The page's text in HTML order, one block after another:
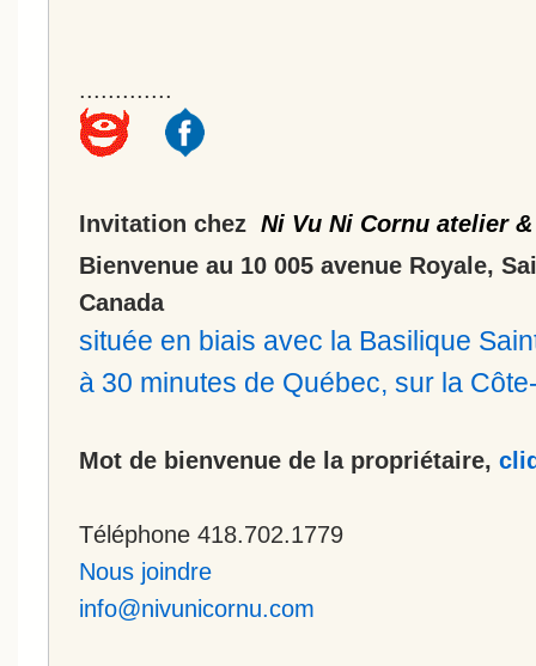
.............
Invitation chez Ni Vu Ni Cornu atelier
Bienvenue au 10 005 avenue Royale,
Canada
située en biais avec la Basilique
à 30 minutes de Québec, sur la
Mot de bienvenue de la propriétaire,
Téléphone 418.702.1779
Nous joindre
info@nivunicornu.com